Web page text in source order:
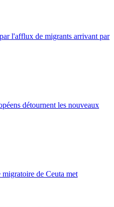
l'afflux de migrants arrivant par
détournent les nouveaux
migratoire de Ceuta met